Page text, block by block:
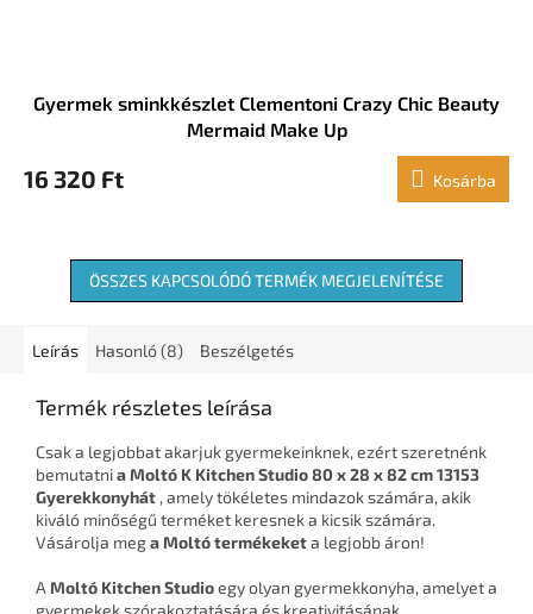
Gyermek sminkkészlet Clementoni Crazy Chic Beauty
Mermaid Make Up
16 320 Ft Kosárba
ÖSSZES KAPCSOLÓDÓ TERMÉK MEGJELENÍTÉSE
Leírás Hasonló (8) Beszélgetés
Termék részletes leírása
Csak a legjobbat akarjuk gyermekeinknek, ezért szeretnénk
bemutatnia Moltó K Kitchen Studio 80 x 28 x 82 cm 13153
Gyerekkonyhát , amely tökéletes mindazok számára, akik
kiváló minőségű terméket keresnek a kicsik számára.
Vásárolja mega Moltó termékeketa legjobb áron!
A Moltó Kitchen Studioegy olyan gyermekkonyha, amelyet a